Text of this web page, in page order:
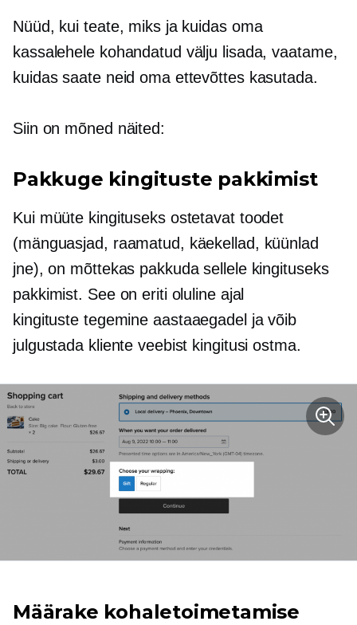
Nüüd, kui teate, miks ja kuidas oma
kassalehele kohandatud välju lisada, vaatame,
kuidas saate neid oma ettevõttes kasutada.
Siin on mõned näited:
Pakkuge kingituste pakkimist
Kui müüte kingituseks ostetavat toodet
(mänguasjad, raamatud, käekellad, küünlad
jne), on mõttekas pakkuda sellele kingituseks
pakkimist. See on eriti oluline ajal
kingituste tegemine aastaaegadel ja võib
julgustada kliente veebist kingitusi ostma.
Määrake kohaletoimetamise